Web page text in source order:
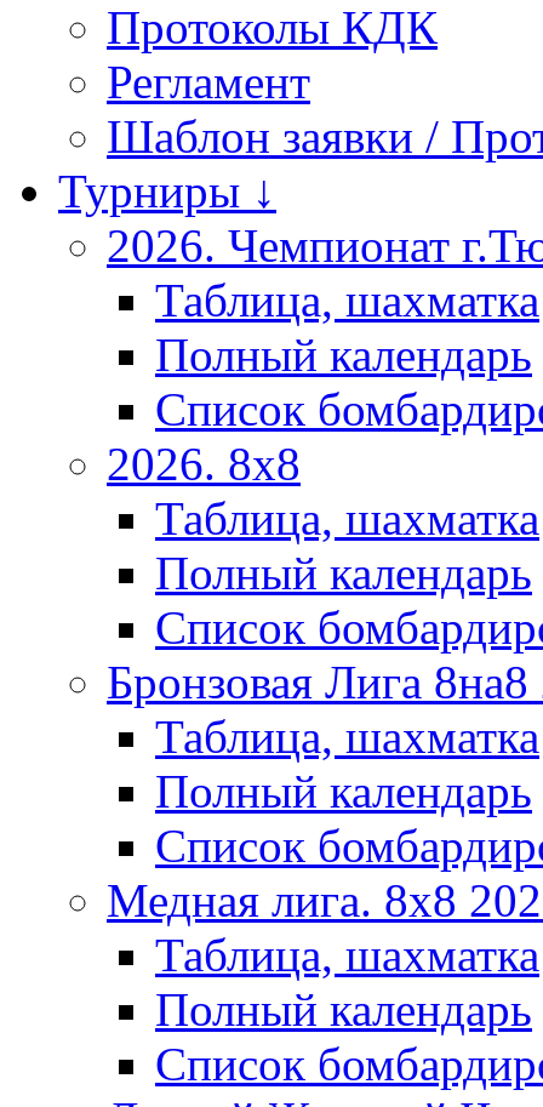
Протоколы КДК
Регламент
Шаблон заявки /
Турниры ↓
2026. Чемпионат
Таблица, шахматка
Полный календарь
Список
2026. 8х8
Таблица, шахматка
Полный календарь
Список
Бронзовая Лига
Таблица, шахматка
Полный календарь
Список
Медная лига. 8x8
Таблица, шахматка
Полный календарь
Список